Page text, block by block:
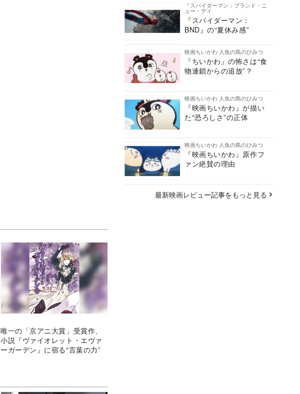
唯一の「京アニ大賞」受賞作、
小説『ヴァイオレット・エヴァ
ーガーデン』に宿る“言葉の力”
『スパイダーマン：ブランド・ニ
ュー・デイ
『スパイダーマン：
BND』の“夏休み感”
映画ちいかわ 人魚の島のひみつ
『ちいかわ』の怖さは“食
物連鎖からの追放”？
映画ちいかわ 人魚の島のひみつ
『映画ちいかわ』が描い
た“恐ろしさ”の正体
映画ちいかわ 人魚の島のひみつ
『映画ちいかわ』原作フ
ァン絶賛の理由
最新映画レビュー記事をもっと見る